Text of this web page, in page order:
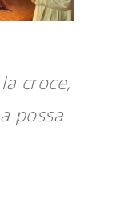
croce,
possa